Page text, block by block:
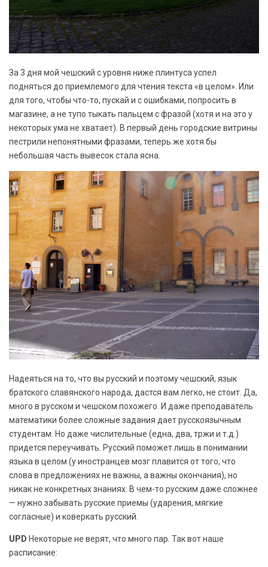
За 3 дня мой чешский с уровня ниже плинтуса успел
подняться до приемлемого для чтения текста «в целом». Или
для того, чтобы что-то, пускай и с ошибками, попросить в
магазине, а не тупо тыкать пальцем с фразой (хотя и на это у
некоторых ума не хватает). В первый день городские витрины
пестрили непонятными фразами, теперь же хотя бы
небольшая часть вывесок стала ясна.
Надеяться на то, что вы русский и поэтому чешский, язык
братского славянского народа, дастся вам легко, не стоит. Да,
много в русском и чешском похожего. И даже преподаватель
математики более сложные задания дает русскоязычным
студентам. Но даже числительные (една, два, тржи и т.д.)
придется переучивать. Русский поможет лишь в понимании
языка в целом (у иностранцев мозг плавится от того, что
слова в предложениях не важны, а важны окончания), но
никак не конкретных знаниях. В чем-то русским даже сложнее
— нужно забывать русские приемы (ударения, мягкие
согласные) и коверкать русский.
UPD Некоторые не верят, что много пар. Так вот наше
расписание: